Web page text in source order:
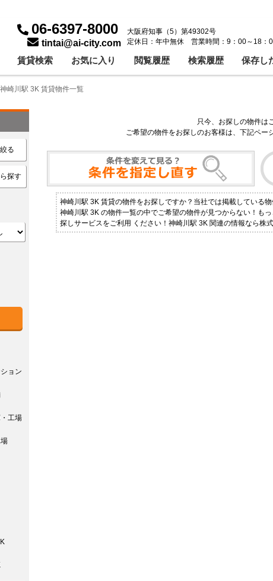
06-6397-8000
tintai@ai-city.com
大阪府知事（5）第49302号
定休日：年中無休 営業時間：9：00～18：
賃貸検索 お気に入り 閲覧履歴 検索履歴 保存し
神崎川駅 3K 賃貸物件一覧
只今、お探しの物件は
ご希望の物件をお探しのお客様は、下記ペー
神崎川駅 3K 賃貸の物件をお探しですか？当社では掲載している
神崎川駅 3K の物件一覧の中でご希望の物件が見つからない！も
探しサービスをご利用 ください！神崎川駅 3K 関連の情報なら株
る
探す
ョン
工場